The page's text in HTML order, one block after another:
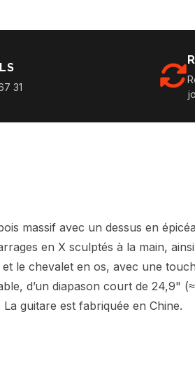
31
massif avec un dessus en
en X sculptés à la main,
le chevalet en os, avec une
d’un diapason court de 24,9"
guitare est fabriquée en Chine.